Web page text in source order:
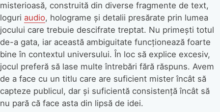
misterioasă, construită din diverse fragmente de text,
loguri audio, holograme și detalii presărate prin lumea
jocului care trebuie descifrate treptat. Nu primești totul
de-a gata, iar această ambiguitate funcționează foarte
bine în contextul universului. În loc să explice excesiv,
jocul preferă să lase multe întrebări fără răspuns. Avem
de a face cu un titlu care are suficient mister încât să
capteze publicul, dar și suficientă consistență încât să
nu pară că face asta din lipsă de idei.